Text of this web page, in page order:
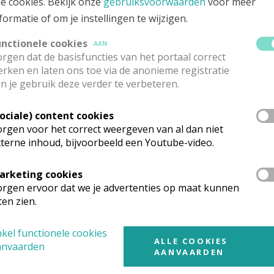
waarin jullie willen trouwen. Best ongeveer 6 maanden
of van het meisje.
kerk trouwen, dan krijgen jullie daarvoor de
ingezegend door onze priesters of diakens. Hebben
kan ook afgesproken worden dat deze (mee)
je van hem een antwoord met de contactgegevens
of om je instellingen te wijzigen.
cookies
AAN
dat de basisfuncties van het portaal correct
en laten ons toe via de anonieme registratie
je gebruik deze verder te verbeteren.
content cookies
voor het correct weergeven van al dan niet
inhoud, bijvoorbeeld een Youtube-video.
cookies
ervoor dat we je advertenties op maat kunnen
zien.
functionele cookies
ALLE COOKIES
AANVAARDEN